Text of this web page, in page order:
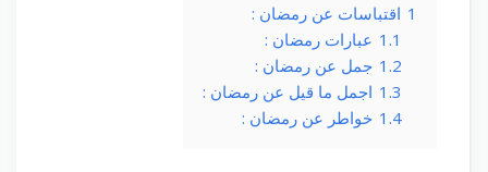
1 اقتباسات عن رمضان :
1.1 عبارات رمضان :
1.2 جمل عن رمضان :
1.3 اجمل ما قيل عن رمضان :
1.4 خواطر عن رمضان :